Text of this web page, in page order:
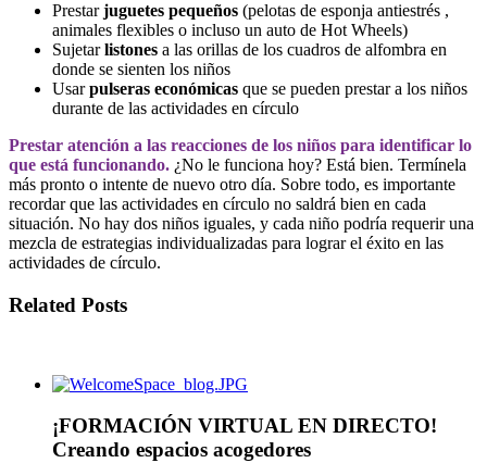
Prestarjuguetes pequeños (pelotas de esponja antiestrés ,
animales flexibles o incluso un auto de Hot Wheels)
Sujetarlistones a las orillas de los cuadros de alfombra en
donde se sienten los niños
Usarpulseras económicas que se pueden prestar a los niños
durante de las actividades en círculo
Prestar atención a las reacciones de los niños para identificar lo
que está funcionando. ¿No le funciona hoy? Está bien. Termínela
más pronto o intente de nuevo otro día. Sobre todo, es importante
recordar que las actividades en círculo no saldrá bien en cada
situación. No hay dos niños iguales, y cada niño podría requerir una
mezcla de estrategias individualizadas para lograr el éxito en las
actividades de círculo.
Related Posts
¡FORMACIÓN VIRTUAL EN DIRECTO!
Creando espacios acogedores